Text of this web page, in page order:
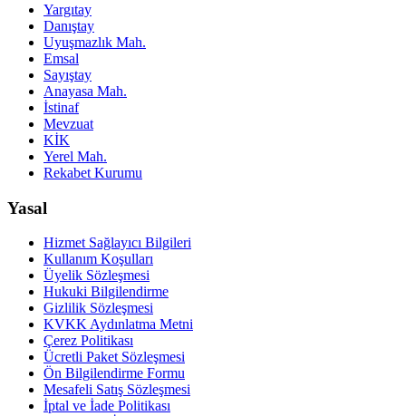
Yargıtay
Danıştay
Uyuşmazlık Mah.
Emsal
Sayıştay
Anayasa Mah.
İstinaf
Mevzuat
KİK
Yerel Mah.
Rekabet Kurumu
Yasal
Hizmet Sağlayıcı Bilgileri
Kullanım Koşulları
Üyelik Sözleşmesi
Hukuki Bilgilendirme
Gizlilik Sözleşmesi
KVKK Aydınlatma Metni
Çerez Politikası
Ücretli Paket Sözleşmesi
Ön Bilgilendirme Formu
Mesafeli Satış Sözleşmesi
İptal ve İade Politikası